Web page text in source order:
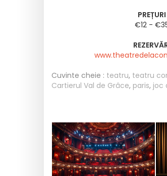
PREȚURI
€12 -
Cuvinte cheie : teatru, teatru
Cartierul Val de Grâce, paris, joc